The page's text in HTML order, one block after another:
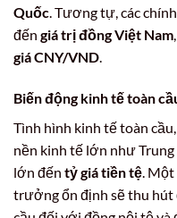
Quốc. Tương tự, các
đến giá trị đồng Việt Nam
giá CNY/VND.
Biến động kinh tế toàn
Tình hình kinh tế toàn
nền kinh tế lớn như
lớn đến tỷ giá tiền tệ .
trưởng ổn định sẽ thu hút